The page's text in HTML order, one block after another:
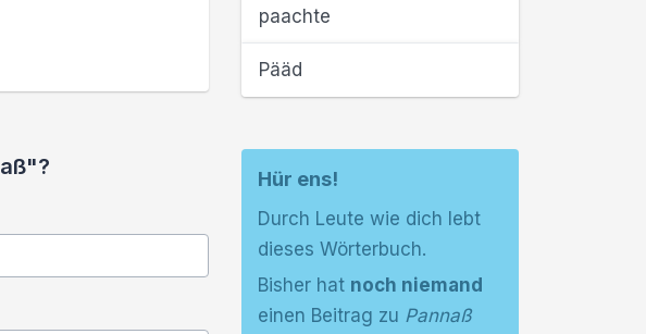
paachte
Pääd
Hür ens!
Durch Leute wie dich lebt
dieses Wörterbuch.
Bisher hat noch niemand
einen Beitrag zu Pannaß